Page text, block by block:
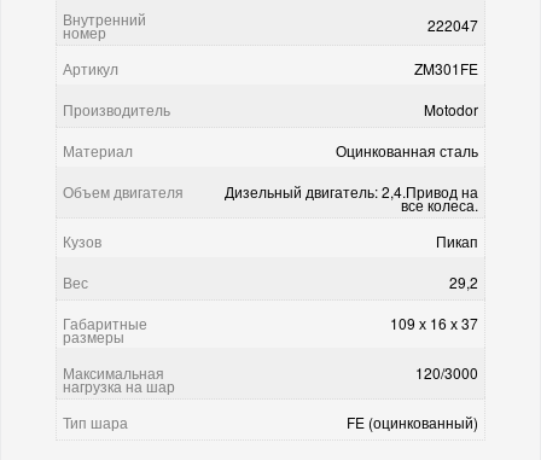
Внутренний
номер 222047
Артикул
ZM301FE
Производитель
Motodor
Материал
Оцинкованная сталь
Объем двигателя
Дизельный двигатель: 2,4.Привод на
все колеса.
Кузов
Пикап
Вес
29,2
Габаритные
размеры
109 х 16 х 37
Максимальная
нагрузка на шар
120/3000
Тип шара FE (оцинкованный)